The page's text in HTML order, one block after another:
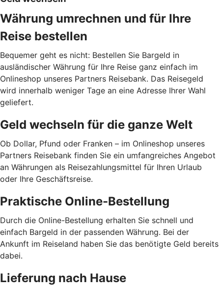
Währung umrechnen und für Ihre
Reise bestellen
Bequemer geht es nicht: Bestellen Sie Bargeld in
ausländischer Währung für Ihre Reise ganz einfach im
Onlineshop unseres Partners Reisebank. Das Reisegeld
wird innerhalb weniger Tage an eine Adresse Ihrer Wahl
geliefert.
Geld wechseln für die ganze Welt
Ob Dollar, Pfund oder Franken – im Onlineshop unseres
Partners Reisebank finden Sie ein umfangreiches Angebot
an Währungen als Reisezahlungsmittel für Ihren Urlaub
oder Ihre Geschäftsreise.
Praktische Online-Bestellung
Durch die Online-Bestellung erhalten Sie schnell und
einfach Bargeld in der passenden Währung. Bei der
Ankunft im Reiseland haben Sie das benötigte Geld bereits
dabei.
Lieferung nach Hause